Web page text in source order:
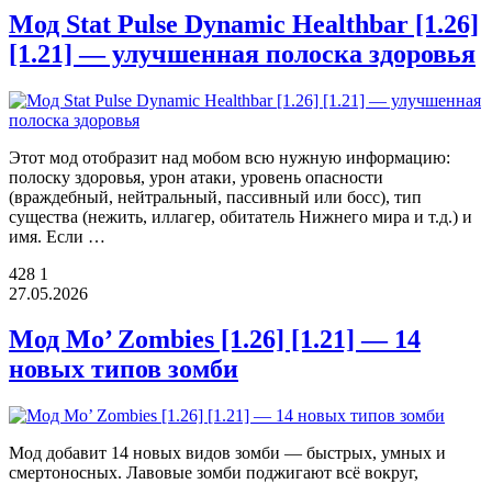
Мод Stat Pulse Dynamic Healthbar [1.26]
[1.21] — улучшенная полоска здоровья
Этот мод отобразит над мобом всю нужную информацию:
полоску здоровья, урон атаки, уровень опасности
(враждебный, нейтральный, пассивный или босс), тип
существа (нежить, иллагер, обитатель Нижнего мира и т.д.) и
имя. Если …
428 1
27.05.2026
Мод Mo’ Zombies [1.26] [1.21] — 14
новых типов зомби
Мод добавит 14 новых видов зомби — быстрых, умных и
смертоносных. Лавовые зомби поджигают всё вокруг,